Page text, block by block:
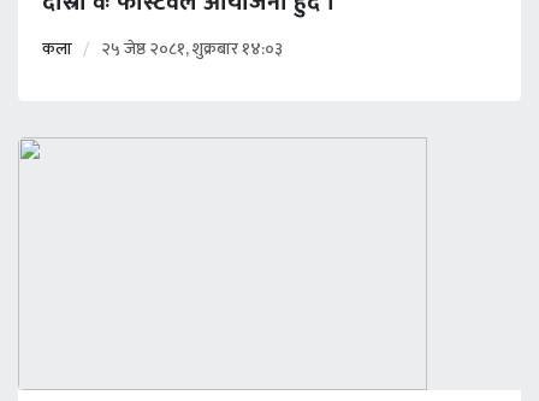
कला २५ जेष्ठ २०८१, शुक्रबार १४:०३